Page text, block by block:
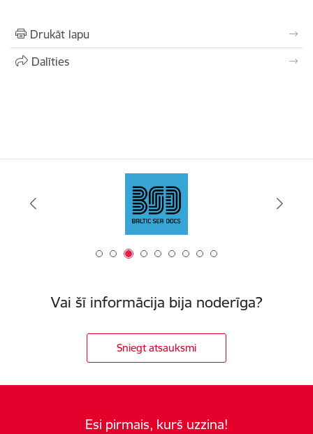
Drukāt lapu
Dalīties
Vai šī informācija bija noderīga?
Sniegt atsauksmi
Esi pirmais, kurš uzzina!